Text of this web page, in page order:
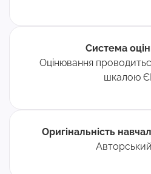
Система
Оцінювання
шкалою
Оригінальність